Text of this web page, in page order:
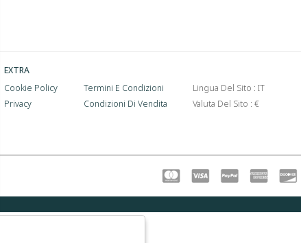
EXTRA
Cookie Policy
Privacy
Termini E Condizioni
Condizioni Di Vendita
Lingua Del Sito : IT
Valuta Del Sito : €